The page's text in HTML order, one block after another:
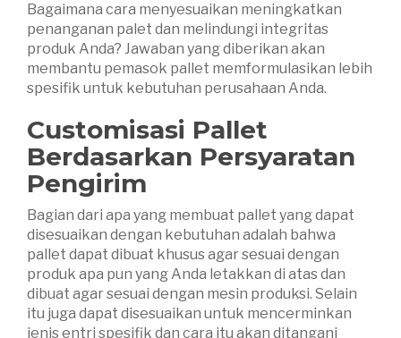
Bagaimana cara menyesuaikan meningkatkan
penanganan palet dan melindungi integritas
produk Anda? Jawaban yang diberikan akan
membantu pemasok pallet memformulasikan lebih
spesifik untuk kebutuhan perusahaan Anda.
Customisasi Pallet
Berdasarkan Persyaratan
Pengirim
Bagian dari apa yang membuat pallet yang dapat
disesuaikan dengan kebutuhan adalah bahwa
pallet dapat dibuat khusus agar sesuai dengan
produk apa pun yang Anda letakkan di atas dan
dibuat agar sesuai dengan mesin produksi. Selain
itu juga dapat disesuaikan untuk mencerminkan
jenis entri spesifik dan cara itu akan ditangani